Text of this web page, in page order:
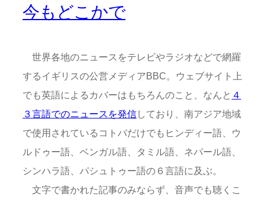
今もどこかで
世界各地のニュースをテレビやラジオなどで網羅
するイギリスの公営メディアBBC。ウェブサイト上
でも英語によるカバーはもちろんのこと、なんと ４
３言語でのニュースを発信しており、南アジア地域
で使用されているコトバだけでもヒンディー語、ウ
ルドゥー語、ベンガル語、タミル語、ネパール語、
シンハラ語、パシュトゥー語の６言語に及ぶ。
文字で書かれた記事のみならず、音声でも聴くこ